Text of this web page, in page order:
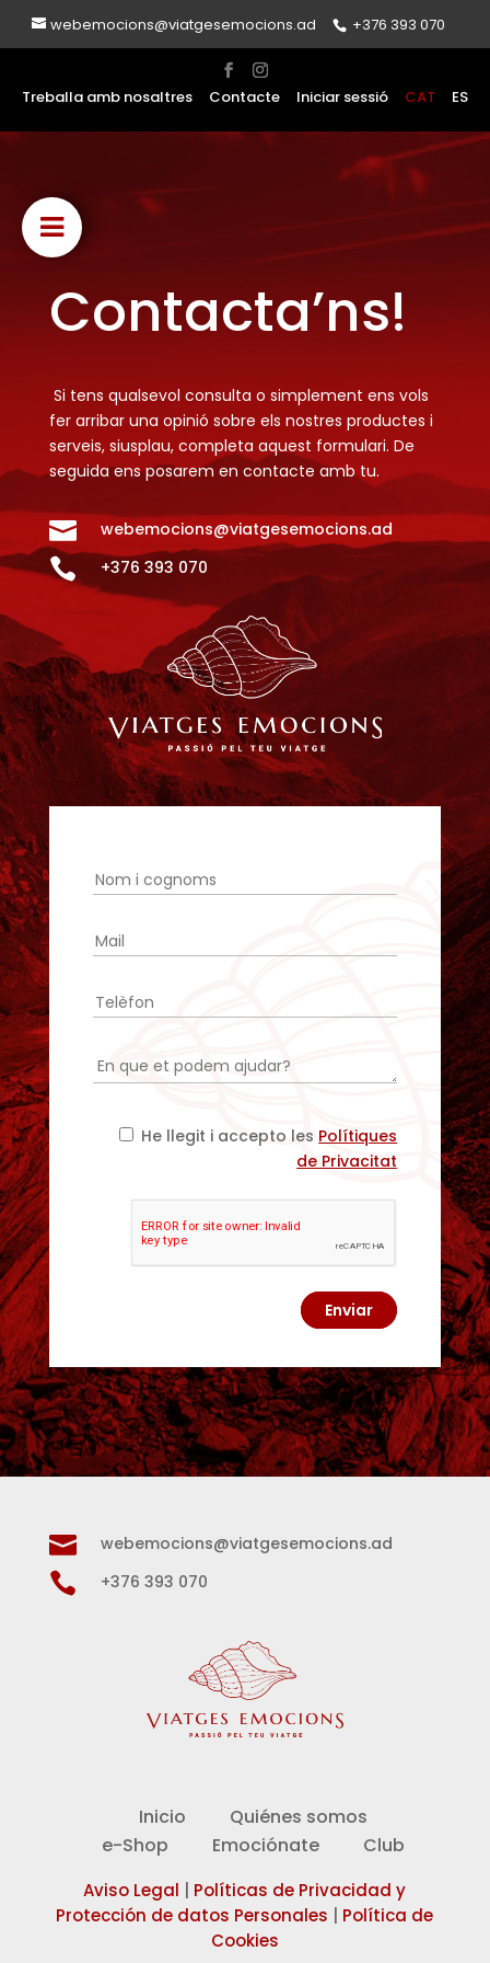
webemocions@viatgesemocions.ad +376 393 070
Treballa amb nosaltres Contacte Iniciar sessió CAT ES
Contacta’ns!
Si tens qualsevol consulta o simplement ens vols
fer arribar una opinió sobre els nostres productes i
serveis, siusplau, completa aquest formulari. De
seguida ens posarem en contacte amb tu.
 webemocions@viatgesemocions.ad
 +376 393 070
He llegit i accepto les Polítiques
de Privacitat
Enviar
 webemocions@viatgesemocions.ad
 +376 393 070
Inicio
Quiénes somos
e-Shop
Emociónate Club
Aviso Legal
Políticas de Privacidad y
Protección de datos Personales
Política de
Cookies